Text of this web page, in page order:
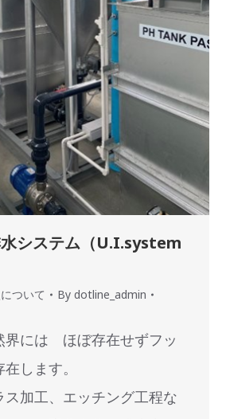
システム（U.I.system
ついて By dotline_admin
界には ほぼ存在せずフッ
します。
ス加工、エッチング工程な